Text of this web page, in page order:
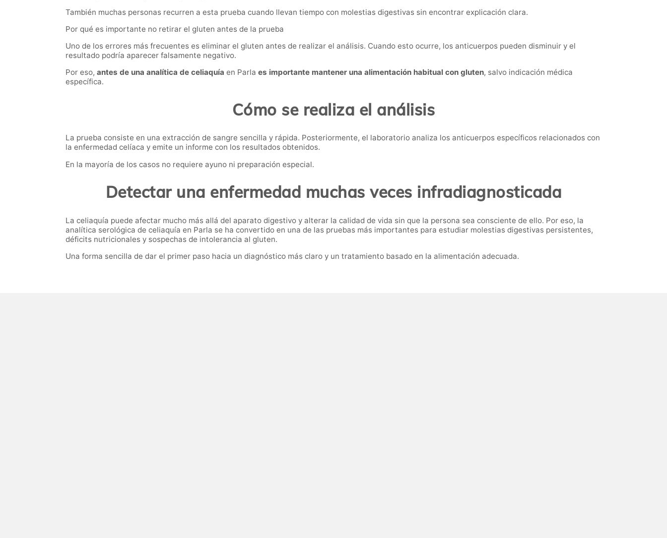
También muchas personas recurren a esta prueba cuando llevan tiempo con molestias digestivas sin encontrar explicación clara.
Por qué es importante no retirar el gluten antes de la prueba
Uno de los errores más frecuentes es eliminar el gluten antes de realizar el análisis. Cuando esto ocurre, los anticuerpos pueden disminuir y el
resultado podría aparecer falsamente negativo.
Por eso, antes de una analítica de celiaquía en Parla es importante mantener una alimentación habitual con gluten, salvo indicación médica
específica.
Cómo se realiza el análisis
La prueba consiste en una extracción de sangre sencilla y rápida. Posteriormente, el laboratorio analiza los anticuerpos específicos relacionados con
la enfermedad celíaca y emite un informe con los resultados obtenidos.
En la mayoría de los casos no requiere ayuno ni preparación especial.
Detectar una enfermedad muchas veces infradiagnosticada
La celiaquía puede afectar mucho más allá del aparato digestivo y alterar la calidad de vida sin que la persona sea consciente de ello. Por eso, la
analítica serológica de celiaquía en Parla se ha convertido en una de las pruebas más importantes para estudiar molestias digestivas persistentes,
déficits nutricionales y sospechas de intolerancia al gluten.
Una forma sencilla de dar el primer paso hacia un diagnóstico más claro y un tratamiento basado en la alimentación adecuada.